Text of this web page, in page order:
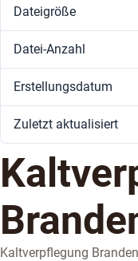
Dateigröße
Datei-Anzahl
Erstellungsdatum
Zuletzt aktualisiert
Kaltverpflegung